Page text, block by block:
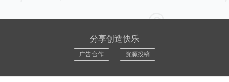
分享创造快乐
广告合作 资源投稿